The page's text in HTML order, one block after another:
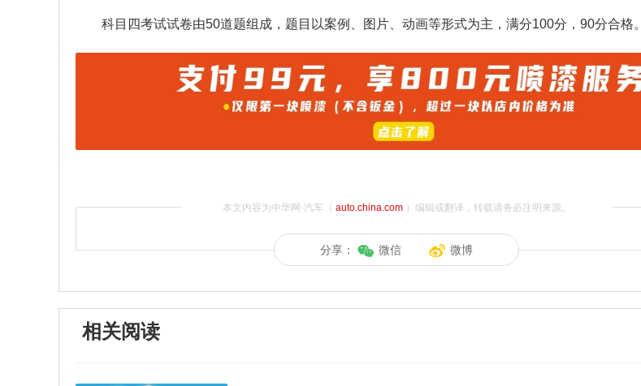
科目四考试试卷由50道题组成，题目以案例、图片、动画等形式为主，满分100分，90分合格。
本文内容为中华网·汽车（ auto.china.com）编辑或翻译，转载请务必注明来源。
分享： 微信 微博
相关阅读